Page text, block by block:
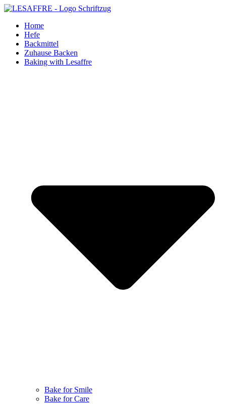
Zum
springenHome
Hefe
Backmittel
Zuhause Backen
Baking with Lesaffre
Bake for Smile
Bake for Care